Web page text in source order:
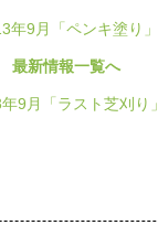
年9月「ペンキ塗り」
最新情報一覧へ
9月「ラスト芝刈り」